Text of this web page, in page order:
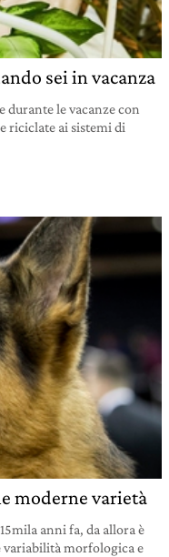
sei in vacanza
durante le vacanze con
riciclate ai sistemi di
moderne varietà
anni fa, da allora è
variabilità morfologica e